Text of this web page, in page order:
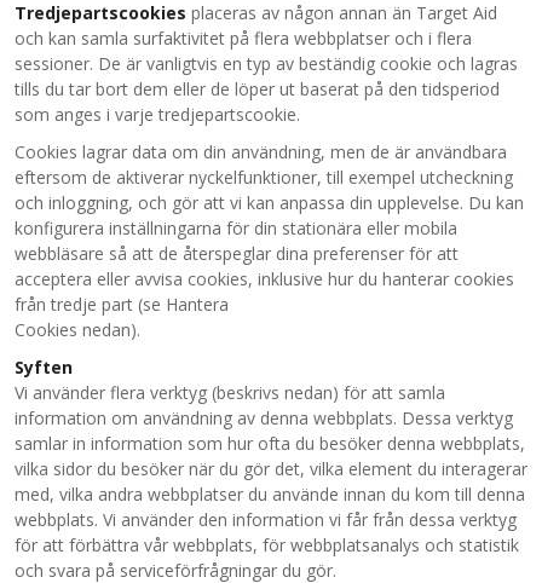
Tredjepartscookies placeras av någon annan än Target Aid
och kan samla surfaktivitet på flera webbplatser och i flera
sessioner. De är vanligtvis en typ av beständig cookie och lagras
tills du tar bort dem eller de löper ut baserat på den tidsperiod
som anges i varje tredjepartscookie.
Cookies lagrar data om din användning, men de är användbara
eftersom de aktiverar nyckelfunktioner, till exempel utcheckning
och inloggning, och gör att vi kan anpassa din upplevelse. Du kan
konfigurera inställningarna för din stationära eller mobila
webbläsare så att de återspeglar dina preferenser för att
acceptera eller avvisa cookies, inklusive hur du hanterar cookies
från tredje part (se Hantera
Cookies nedan).
Syften
Vi använder flera verktyg (beskrivs nedan) för att samla
information om användning av denna webbplats. Dessa verktyg
samlar in information som hur ofta du besöker denna webbplats,
vilka sidor du besöker när du gör det, vilka element du interagerar
med, vilka andra webbplatser du använde innan du kom till denna
webbplats. Vi använder den information vi får från dessa verktyg
för att förbättra vår webbplats, för webbplatsanalys och statistik
och svara på serviceförfrågningar du gör.